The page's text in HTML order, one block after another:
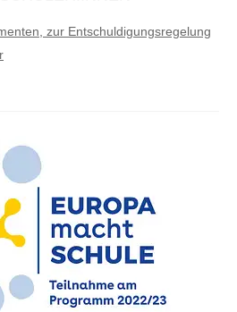
zur Entschuldigungsregelung